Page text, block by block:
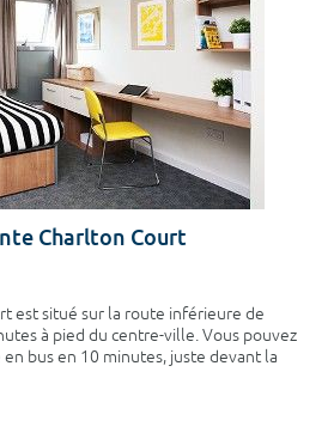
Charlton Court
est situé sur la route inférieure de
à pied du centre-ville. Vous pouvez
bus en 10 minutes, juste devant la